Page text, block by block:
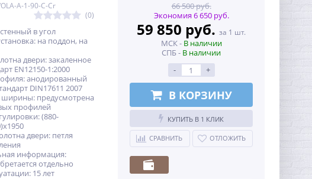
A-1-90-C-Cr
(0)
в угол
на поддон, на
двери: закаленное
EN12150-1:2000
анодированный
DIN17611 2007
ширины: предусмотрена
профилей
(880-
двери: петля
информация:
отдельно
15 лет
66 500 руб.
Экономия 6 650 руб.
59 850 руб. за 1 шт.
МСК - В наличии
СПБ - В наличии
-
+
В КОРЗИНУ
КУПИТЬ В 1 КЛИК
СРАВНИТЬ ОТЛОЖИТЬ